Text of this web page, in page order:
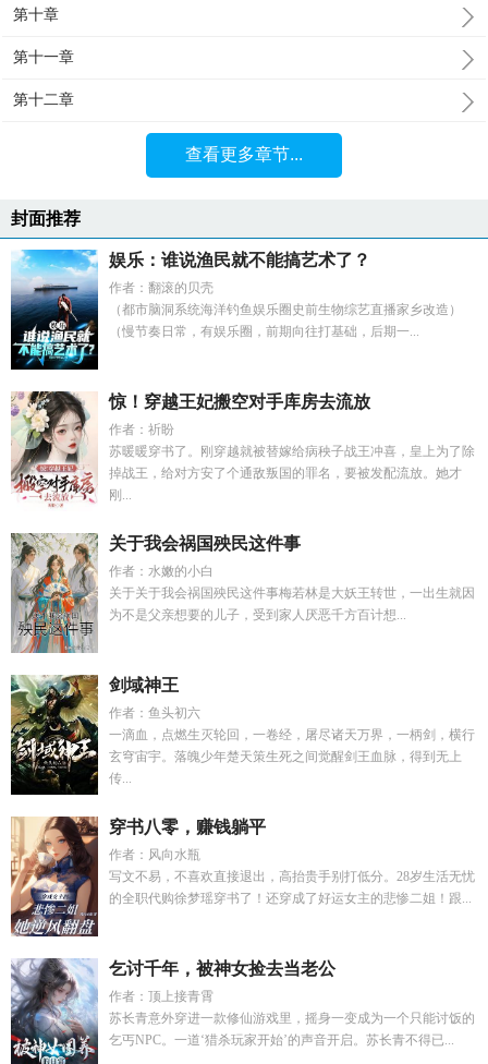
第十章
第十一章
第十二章
查看更多章节...
封面推荐
娱乐：谁说渔民就不能搞艺术了？
作者：翻滚的贝壳
（都市脑洞系统海洋钓鱼娱乐圈史前生物综艺直播家乡改造）
（慢节奏日常，有娱乐圈，前期向往打基础，后期一...
惊！穿越王妃搬空对手库房去流放
作者：祈盼
苏暖暖穿书了。刚穿越就被替嫁给病秧子战王冲喜，皇上为了除
掉战王，给对方安了个通敌叛国的罪名，要被发配流放。她才
刚...
关于我会祸国殃民这件事
作者：水嫩的小白
关于关于我会祸国殃民这件事梅若林是大妖王转世，一出生就因
为不是父亲想要的儿子，受到家人厌恶千方百计想...
剑域神王
作者：鱼头初六
一滴血，点燃生灭轮回，一卷经，屠尽诸天万界，一柄剑，横行
玄穹宙宇。落魄少年楚天策生死之间觉醒剑王血脉，得到无上
传...
穿书八零，赚钱躺平
作者：风向水瓶
写文不易，不喜欢直接退出，高抬贵手别打低分。28岁生活无忧
的全职代购徐梦瑶穿书了！还穿成了好运女主的悲惨二姐！跟...
乞讨千年，被神女捡去当老公
作者：顶上接青霄
苏长青意外穿进一款修仙游戏里，摇身一变成为一个只能讨饭的
乞丐NPC。一道‘猎杀玩家开始’的声音开启。苏长青不得已...